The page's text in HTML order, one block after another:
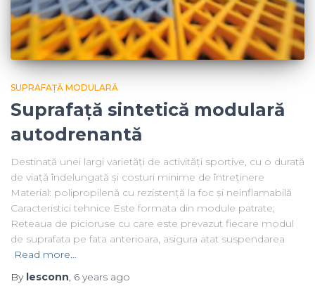
SUPRAFAȚĂ MODULARĂ
Suprafață sintetică modulară
autodrenantă
Destinată unei largi varietăți de activități sportive, cu o durată
de viață îndelungată și costuri minime de întreținere
Material: polipropilenă cu rezistență la foc și neinflamabilă
Caracteristici tehnice Este formata din module patrate;
Reteaua de picioruse cu care este prevazut fiecare modul
de suprafata pe fata anterioara, asigura atat suspendarea
Read more…
By lesconn 6 years ago